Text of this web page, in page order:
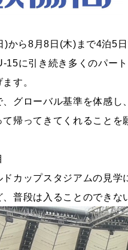
から8月8日(木)まで4泊5日
15に引き続き多くのパー
す。
グローバル基準を体感
帰ってきてくれることを
カップスタジアムの見学
普段は入ることのできな